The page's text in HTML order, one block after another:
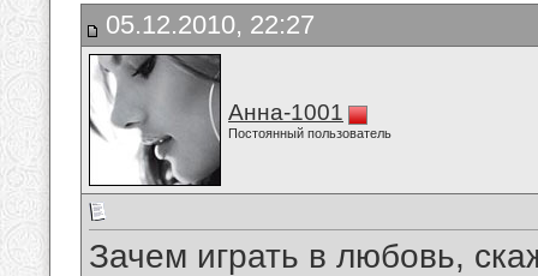
05.12.2010, 22:27
Анна-1001
Постоянный пользователь
Зачем играть в любовь,